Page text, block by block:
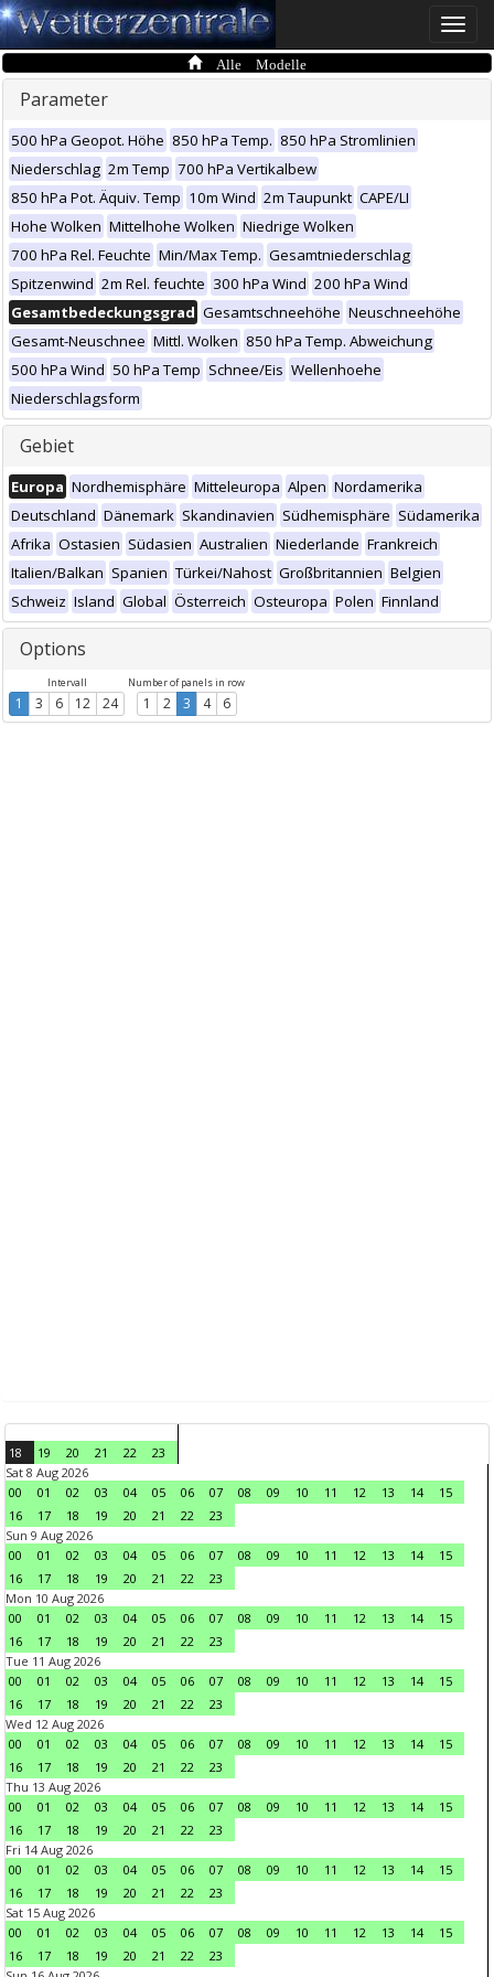
Toggle
Alle Modelle
Parameter
500 hPa Geopot. Höhe 850 hPa Temp. 850 hPa Stromlinien
Niederschlag 2m Temp 700 hPa Vertikalbew
850 hPa Pot. Äquiv. Temp 10m Wind 2m Taupunkt CAPE/LI
Hohe Wolken Mittelhohe Wolken Niedrige Wolken
700 hPa Rel. Feuchte Min/Max Temp. Gesamtniederschlag
Spitzenwind 2m Rel. feuchte 300 hPa Wind 200 hPa Wind
Gesamtbedeckungsgrad Gesamtschneehöhe Neuschneehöhe
Gesamt-Neuschnee Mittl. Wolken 850 hPa Temp. Abweichung
500 hPa Wind 50 hPa Temp Schnee/Eis Wellenhoehe
Niederschlagsform
Gebiet
Europa Nordhemisphäre Mitteleuropa Alpen Nordamerika
Deutschland Dänemark Skandinavien Südhemisphäre Südamerika
Afrika Ostasien Südasien Australien Niederlande Frankreich
Italien/Balkan Spanien Türkei/Nahost Großbritannien Belgien
Schweiz Island Global Österreich Osteuropa Polen Finnland
Options
Intervall
1 3 6 12 24
Number of panels in row
1 2 3 4 6
18 19 20 21 22
23
Sat 8 Aug 2026
00
01 02 03 04 05 06 07 08 09 10 11 12 13 14
15
16
17 18 19 20 21 22
23
Sun 9 Aug 2026
00
01 02 03 04 05 06 07 08 09 10 11 12 13 14
15
16
17 18 19 20 21 22
23
Mon 10 Aug 2026
00
01 02 03 04 05 06 07 08 09 10 11 12 13 14
15
16
17 18 19 20 21 22
23
Tue 11 Aug 2026
00
01 02 03 04 05 06 07 08 09 10 11 12 13 14
15
16
17 18 19 20 21 22
23
Wed 12 Aug 2026
00
01 02 03 04 05 06 07 08 09 10 11 12 13 14
15
16
17 18 19 20 21 22
23
Thu 13 Aug 2026
00
01 02 03 04 05 06 07 08 09 10 11 12 13 14
15
16
17 18 19 20 21 22
23
Fri 14 Aug 2026
00
01 02 03 04 05 06 07 08 09 10 11 12 13 14
15
16
17 18 19 20 21 22
23
Sat 15 Aug 2026
00
01 02 03 04 05 06 07 08 09 10 11 12 13 14
15
16
17 18 19 20 21 22
23